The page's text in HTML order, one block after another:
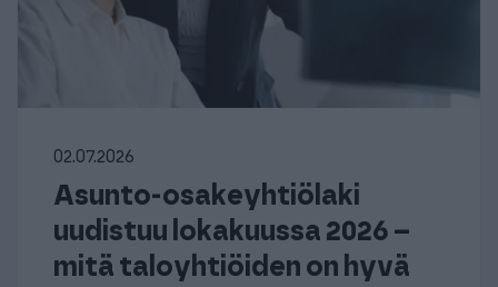
02.07.2026
Asunto-osakeyhtiölaki
uudistuu lokakuussa 2026 –
mitä taloyhtiöiden on hyvä